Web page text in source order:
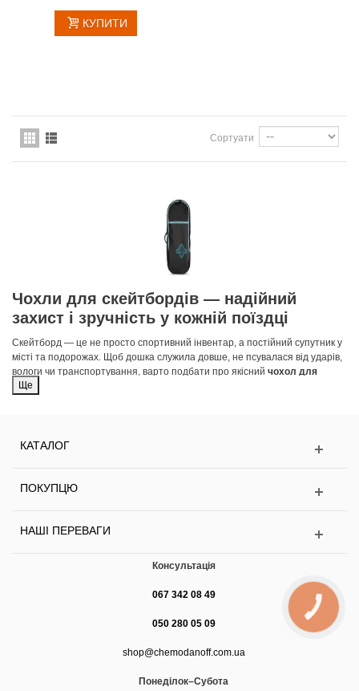
КУПИТИ
Сортуати
Чохли для скейтбордів — надійний
захист і зручність у кожній поїздці
Скейтборд — це не просто спортивний інвентар, а постійний супутник у
місті та подорожах. Щоб дошка служила довше, не псувалася від ударів,
вологи чи транспортування, варто подбати про якісний чохол для
скейтборда
Захист від механічних пошкоджень
— при переїздах, перевезенні в
скейт без навантаження на руки.
Додаткове місце для дрібниць— кишені під інструменти, підшипники,
1. М’які тканинні чохли
Ще
КАТАЛОГ
ПОКУПЦЮ
НАШІ ПЕРЕВАГИ
Консультація
067 342 08 49
050 280 05 09
shop@chemodanoff.com.ua
Понеділок–Субота
КНОПКА
ЗВ'ЯЗКУ